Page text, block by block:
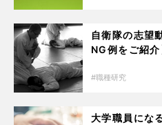
自衛隊の志望
NG例をご紹介
職種研究
大学職員にな